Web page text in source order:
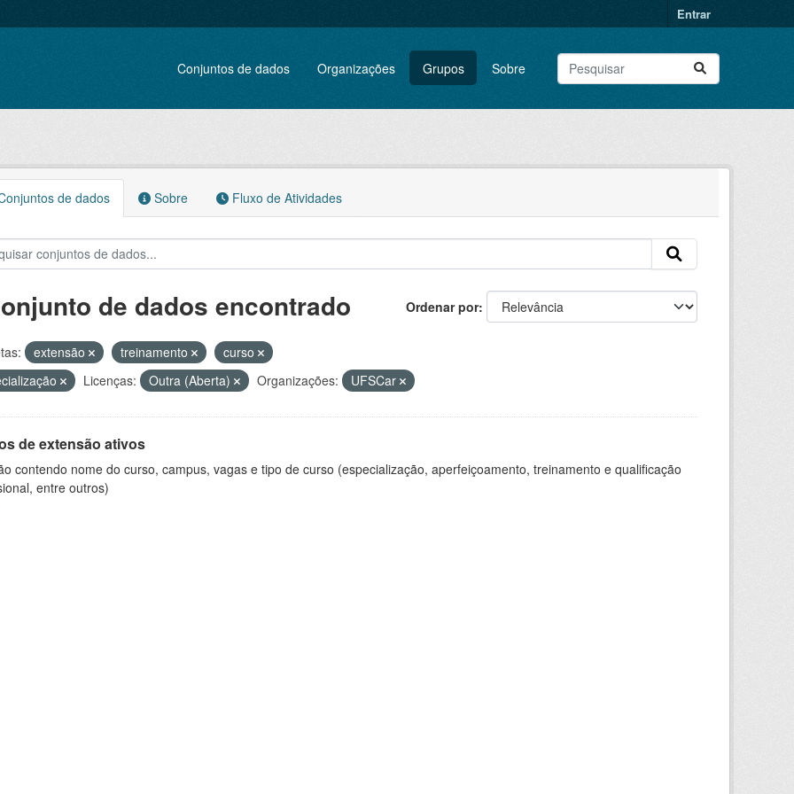
Entrar
Conjuntos de dados Organizações Grupos Sobre
de dados Sobre Fluxo de Atividades
Ordenar por
de dados encontrado
extensão treinamento
curso
Licenças: Outra (Aberta) Organizações: UFSCar
de extensão ativos
contendo nome do curso, campus, vagas e tipo de curso (especialização, aperfeiçoamento, treinamento e qualificação
entre outros)